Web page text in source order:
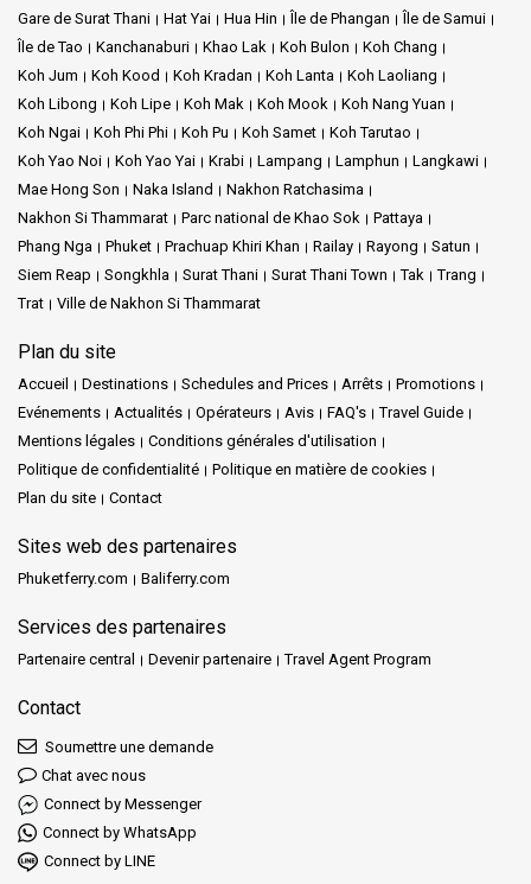
Gare de Surat Thani
Hat Yai Hua Hin Île de Phangan
Île de Samui
Île de Tao
Kanchanaburi Khao Lak Koh Bulon
Koh Chang
Koh Jum
Koh Kood Koh Kradan Koh Lanta
Koh Laoliang
Koh Libong
Koh Lipe Koh Mak Koh Mook
Koh Nang Yuan
Koh Ngai
Koh Phi Phi Koh Pu Koh Samet
Koh Tarutao
Koh Yao Noi
Koh Yao Yai Krabi Lampang Lamphun
Langkawi
Mae Hong Son
Naka Island
Nakhon Ratchasima
Nakhon Si Thammarat
Parc national de Khao Sok
Pattaya
Phang Nga
Phuket Prachuap Khiri Khan Railay Rayong
Satun
Siem Reap
Songkhla Surat Thani Surat Thani Town Tak
Trang
Trat
Ville de Nakhon Si Thammarat
Plan du site
Accueil Destinations Schedules and Prices Arrêts
Promotions
Evénements
Actualités Opérateurs Avis FAQ's
Travel Guide
Mentions légales
Conditions générales d'utilisation
Politique de confidentialité
Politique en matière de cookies
Plan du site
Contact
Sites web des partenaires
Phuketferry.com Baliferry.com
Services des partenaires
Partenaire central Devenir partenaire Travel Agent Program
Contact
Soumettre une demande
Chat avec nous
Connect by Messenger
Connect by WhatsApp
Connect by LINE